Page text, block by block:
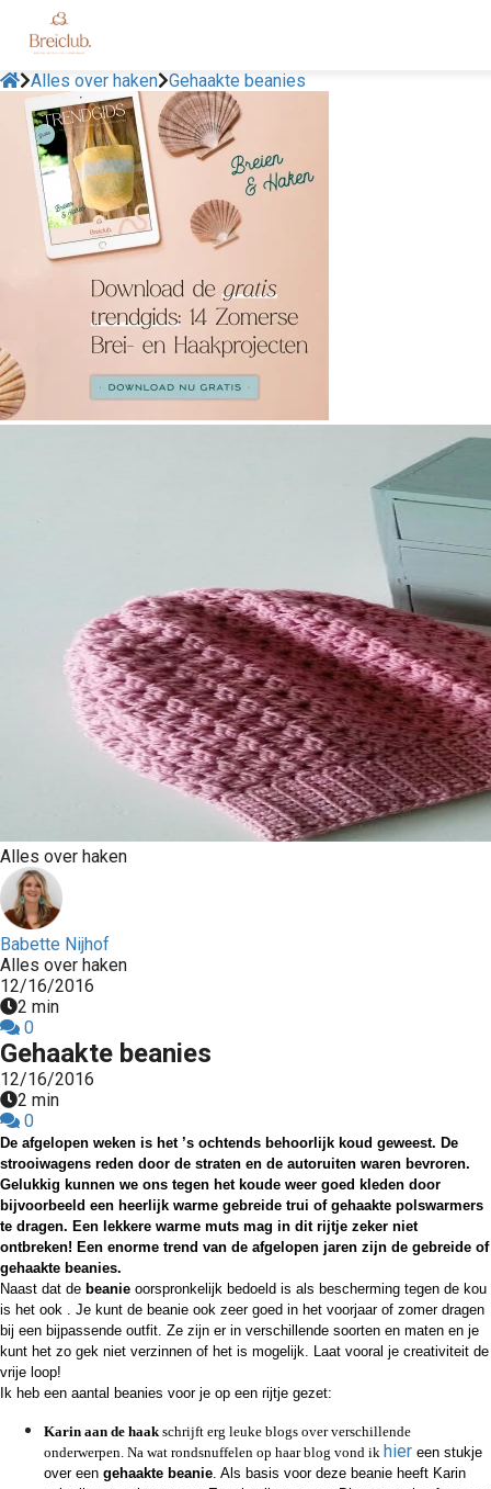
Alles over haken Gehaakte beanies
Alles over haken
Babette Nijhof
Alles over haken
12/16/2016
2 min
0
Gehaakte beanies
12/16/2016
2 min
0
De afgelopen weken is het ’s ochtends behoorlijk koud geweest. De
strooiwagens reden door de straten en de autoruiten waren bevroren.
Gelukkig kunnen we ons tegen het koude weer goed kleden door
bijvoorbeeld een heerlijk warme gebreide trui of gehaakte polswarmers
te dragen. Een lekkere warme muts mag in dit rijtje zeker niet
ontbreken! Een enorme trend van de afgelopen jaren zijn de gebreide of
gehaakte beanies.
Naast dat de beanie oorspronkelijk bedoeld is als bescherming tegen de kou
is het ook . Je kunt de beanie ook zeer goed in het voorjaar of zomer dragen
bij een bijpassende outfit. Ze zijn er in verschillende soorten en maten en je
kunt het zo gek niet verzinnen of het is mogelijk. Laat vooral je creativiteit de
vrije loop!
Ik heb een aantal beanies voor je op een rijtje gezet:
Karin aan de haakschrijft erg leuke blogs over verschillende
onderwerpen. Na wat rondsnuffelen op haar blog vond ik hier een stukje
over een gehaakte beanie. Als basis voor deze beanie heeft Karin